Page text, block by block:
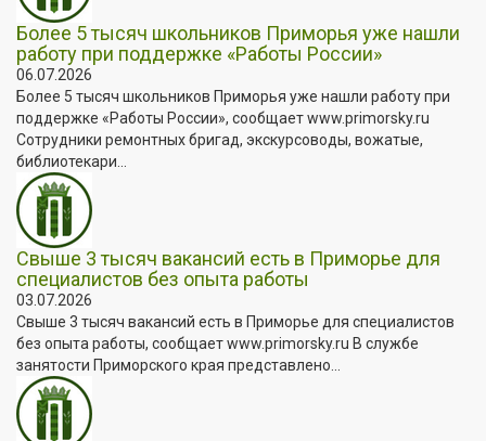
Более 5 тысяч школьников Приморья уже нашли
работу при поддержке «Работы России»
06.07.2026
Более 5 тысяч школьников Приморья уже нашли работу при
поддержке «Работы России», сообщает www.primorsky.ru
Сотрудники ремонтных бригад, экскурсоводы, вожатые,
библиотекари...
Свыше 3 тысяч вакансий есть в Приморье для
специалистов без опыта работы
03.07.2026
Свыше 3 тысяч вакансий есть в Приморье для специалистов
без опыта работы, сообщает www.primorsky.ru В службе
занятости Приморского края представлено...